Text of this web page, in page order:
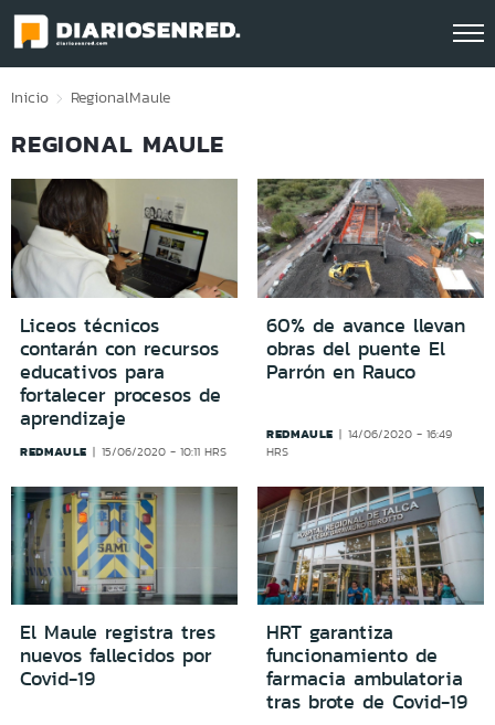
Click acá para ir directamente al contenido
Inicio RegionalMaule
REGIONAL MAULE
Liceos técnicos
contarán con recursos
educativos para
fortalecer procesos de
aprendizaje
REDMAULE 15/06/2020 - 10:11 HRS
60% de avance llevan
obras del puente El
Parrón en Rauco
REDMAULE
14/06/2020 - 16:49
HRS
El Maule registra tres
nuevos fallecidos por
Covid-19
HRT garantiza
funcionamiento de
farmacia ambulatoria
tras brote de Covid-19